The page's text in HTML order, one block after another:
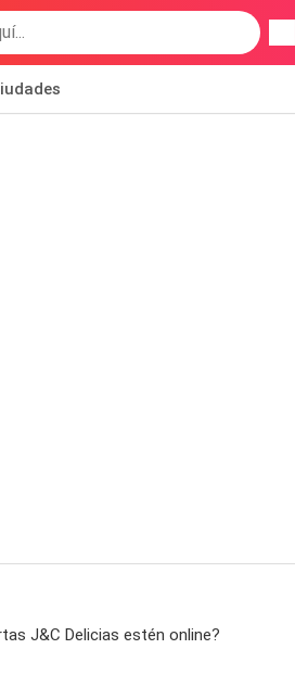
J&C Delicias estén online?